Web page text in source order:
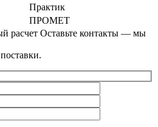
Практик
ПРОМЕТ
расчет Оставьте контакты — мы